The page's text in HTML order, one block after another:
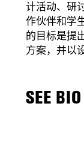
计活动、研
作伙伴和学
的目标是提
方案，并以
SEE BIO